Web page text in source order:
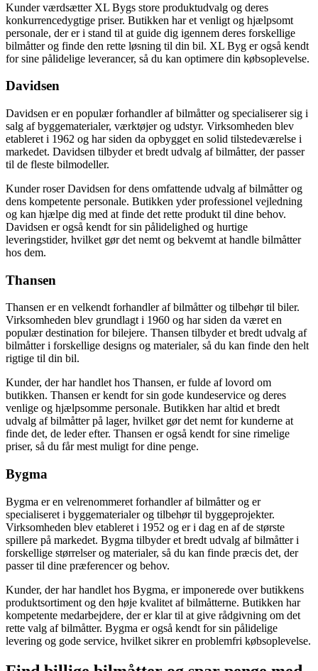
Kunder værdsætter XL Bygs store produktudvalg og deres
konkurrencedygtige priser. Butikken har et venligt og hjælpsomt
personale, der er i stand til at guide dig igennem deres forskellige
bilmåtter og finde den rette løsning til din bil. XL Byg er også kendt
for sine pålidelige leverancer, så du kan optimere din købsoplevelse.
Davidsen
Davidsen er en populær forhandler af bilmåtter og specialiserer sig i
salg af byggematerialer, værktøjer og udstyr. Virksomheden blev
etableret i 1962 og har siden da opbygget en solid tilstedeværelse i
markedet. Davidsen tilbyder et bredt udvalg af bilmåtter, der passer
til de fleste bilmodeller.
Kunder roser Davidsen for dens omfattende udvalg af bilmåtter og
dens kompetente personale. Butikken yder professionel vejledning
og kan hjælpe dig med at finde det rette produkt til dine behov.
Davidsen er også kendt for sin pålidelighed og hurtige
leveringstider, hvilket gør det nemt og bekvemt at handle bilmåtter
hos dem.
Thansen
Thansen er en velkendt forhandler af bilmåtter og tilbehør til biler.
Virksomheden blev grundlagt i 1960 og har siden da været en
populær destination for bilejere. Thansen tilbyder et bredt udvalg af
bilmåtter i forskellige designs og materialer, så du kan finde den helt
rigtige til din bil.
Kunder, der har handlet hos Thansen, er fulde af lovord om
butikken. Thansen er kendt for sin gode kundeservice og deres
venlige og hjælpsomme personale. Butikken har altid et bredt
udvalg af bilmåtter på lager, hvilket gør det nemt for kunderne at
finde det, de leder efter. Thansen er også kendt for sine rimelige
priser, så du får mest muligt for dine penge.
Bygma
Bygma er en velrenommeret forhandler af bilmåtter og er
specialiseret i byggematerialer og tilbehør til byggeprojekter.
Virksomheden blev etableret i 1952 og er i dag en af de største
spillere på markedet. Bygma tilbyder et bredt udvalg af bilmåtter i
forskellige størrelser og materialer, så du kan finde præcis det, der
passer til dine præferencer og behov.
Kunder, der har handlet hos Bygma, er imponerede over butikkens
produktsortiment og den høje kvalitet af bilmåtterne. Butikken har
kompetente medarbejdere, der er klar til at give rådgivning om det
rette valg af bilmåtter. Bygma er også kendt for sin pålidelige
levering og gode service, hvilket sikrer en problemfri købsoplevelse.